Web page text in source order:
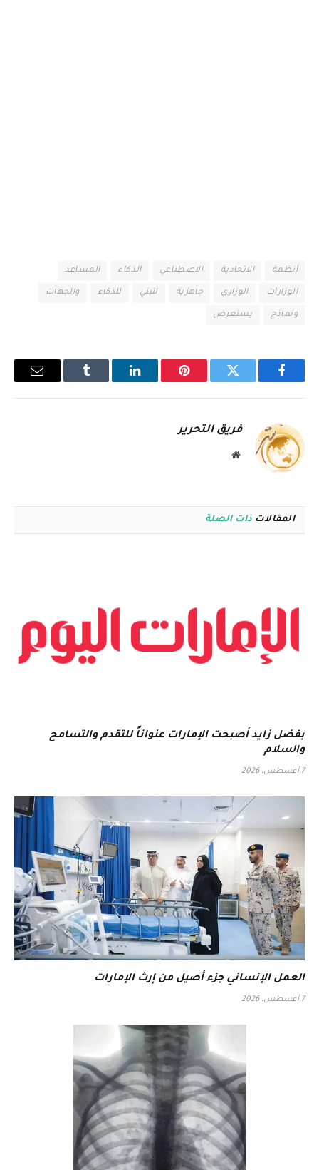
أنظمة الاتحادية الاصطناعي الذكاء المساعد
الوزارات الوزاري جاهزية لتبني للذكاء والجهات
ونماذج يستعرض
فيسبوك تويتر بينتيريستلينكدإن Tumblr
البريد
فريق التحرير
موقع
المقالات ذات الصلة
بفضل زايد أصبحت الإمارات عنواناً للتقدم والتسامح
والسلام
7 أغسطس، 2026
العمل الإنساني جزء أصيل من إرث الإمارات
7 أغسطس، 2026